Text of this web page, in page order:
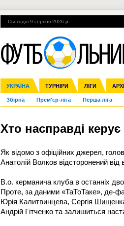
Сьогодні 9 серпня 2026 р.
УКРАЇНА ТУРНІРИ ЛІГИ
Збірна Прем'єр-ліга Перша ліга
Ліга чемпіонів Ліга Європи
Англія Іспанія Італія Німеччина
ЧС-2014 ЄВРО-2016 Росія
Гарячі теми УПЛ, 2-й тур
Хто насправді
Як відомо з офіційних джерел,
Анатолій Волков відсторонений від
В.о. керманича клуба в останніх
Проте, за даними «ТаТоТаке», де-
Юрія Калитвинцева, Сергія
Андрій Гітченко та залишиться